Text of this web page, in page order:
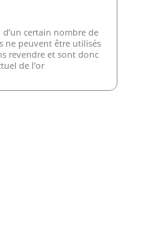
certain nombre de
ne peuvent être utilisés
revendre et sont donc
de l’or